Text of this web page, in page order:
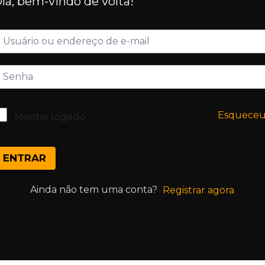
Manter logado
ENTRAR
Ainda não tem uma conta? Registrar agora